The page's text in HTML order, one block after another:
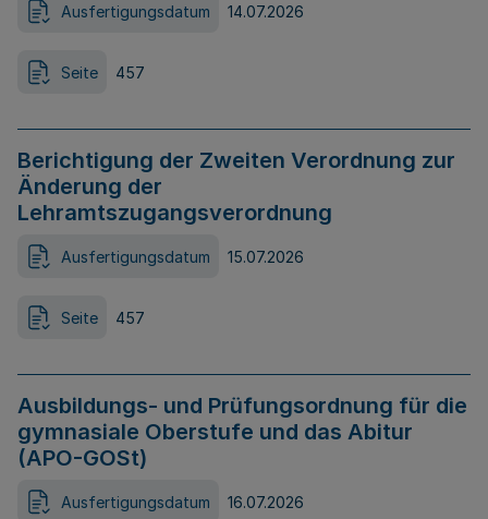
Ausfertigungsdatum 14.07.2026
Seite 457
Berichtigung der Zweiten Verordnung zur
Änderung der
Lehramtszugangsverordnung
Ausfertigungsdatum 15.07.2026
Seite 457
Ausbildungs- und Prüfungsordnung für die
gymnasiale Oberstufe und das Abitur
(APO-GOSt)
Ausfertigungsdatum 16.07.2026